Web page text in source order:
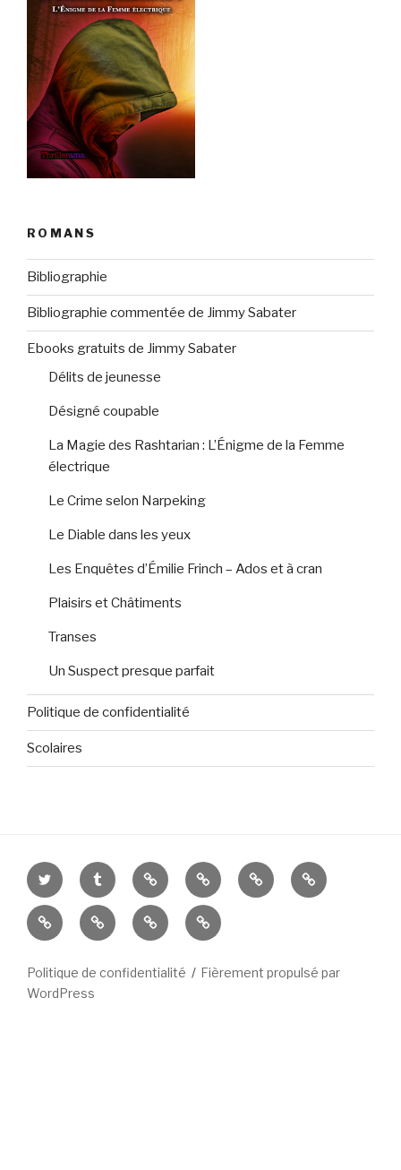
ROMANS
Bibliographie
Bibliographie commentée de Jimmy Sabater
Ebooks gratuits de Jimmy Sabater
Délits de jeunesse
Désigné coupable
La Magie des Rashtarian : L’Énigme de la Femme
électrique
Le Crime selon Narpeking
Le Diable dans les yeux
Les Enquêtes d’Émilie Frinch – Ados et à cran
Plaisirs et Châtiments
Transes
Un Suspect presque parfait
Politique de confidentialité
Scolaires
Twitter Tumblr FeedbooksBabelio Rose
et
Amazon
Culturebox
Est
Républicain
Nancybuzz
Le
Républicain
Politique de confidentialité
Fièrement propulsé par
WordPress